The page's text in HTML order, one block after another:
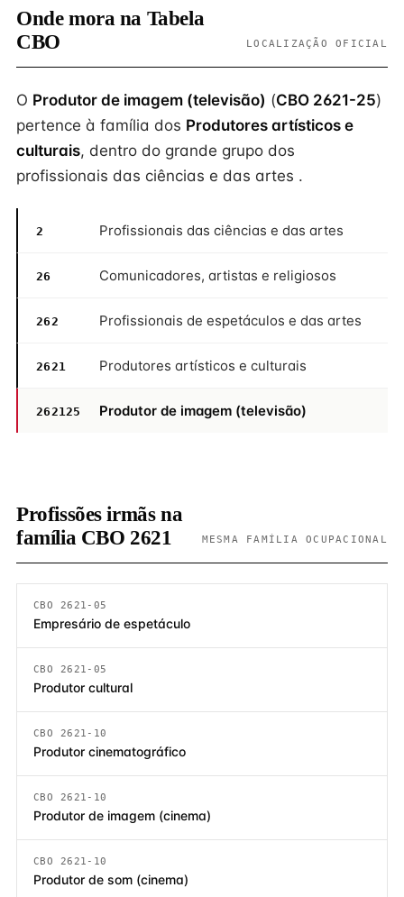
Onde mora na Tabela
CBO
LOCALIZAÇÃO OFICIAL
O Produtor de imagem (televisão) (CBO 2621-25)
pertence à família dos Produtores artísticos e
culturais, dentro do grande grupo dos
profissionais das ciências e das artes .
2 Profissionais das ciências e das artes
26 Comunicadores, artistas e religiosos
262 Profissionais de espetáculos e das artes
2621 Produtores artísticos e culturais
262125 Produtor de imagem (televisão)
Profissões irmãs na
família CBO 2621
MESMA FAMÍLIA OCUPACIONAL
CBO 2621-05
Empresário de espetáculo
CBO 2621-05
Produtor cultural
CBO 2621-10
Produtor cinematográfico
CBO 2621-10
Produtor de imagem (cinema)
CBO 2621-10
Produtor de som (cinema)